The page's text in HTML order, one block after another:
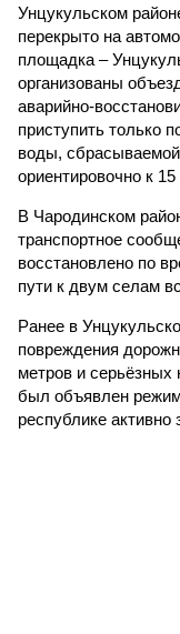
Унцукульском
перекрыто на
площадка –
организованы
аварийно-
приступить только
воды,
ориентировочно к 15
В Чародинском
транспортное
восстановлено по
пути к двум селам
Ранее в
повреждения
метров и
был объявлен
республике активно